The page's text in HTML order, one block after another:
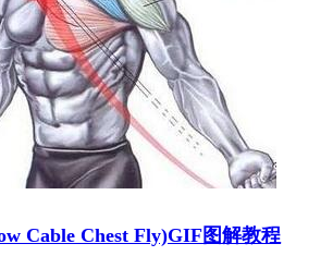
Cable Chest Fly)GIF图解教程